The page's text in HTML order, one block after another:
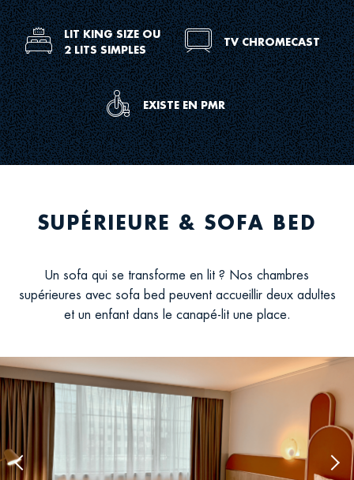
meeting
dimens
bathroom
tub
sh
Icon
for
room
king
size
LIT KING SIZE OU
2 LITS SIMPLES
Icon
for
room
tv
TV CHROMECAST
Icon
for
service
disabled
EXISTE EN PMR
SUPÉRIEURE & SOFA BED
Un sofa qui se transforme en lit ? Nos chambres
supérieures avec sofa bed peuvent accueillir deux adultes
et un enfant dans le canapé-lit une place.
Previous